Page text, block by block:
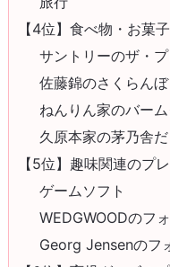
【4位】食べ物・お菓
サントリーのザ・
佐藤錦のさくらんぼ
ねんりん家のバー
久原本家の茅乃舎
【5位】趣味関連のプ
ゲームソフト
WEDGWOODのフ
Georg Jensenのフ